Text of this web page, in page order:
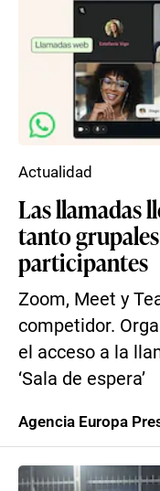
Las llamadas
tanto
participantes
Zoom, Meet y
competidor.
el acceso a la
‘Sala de espera’
Actualidad
Agencia Europa